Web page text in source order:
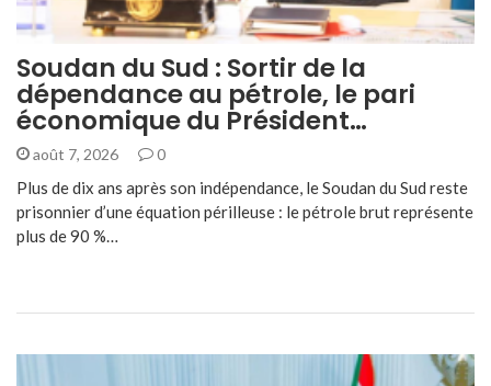
Soudan du Sud : Sortir de la
dépendance au pétrole, le pari
économique du Président…
août 7, 2026 0
Plus de dix ans après son indépendance, le Soudan du Sud reste
prisonnier d’une équation périlleuse : le pétrole brut représente
plus de 90 %…